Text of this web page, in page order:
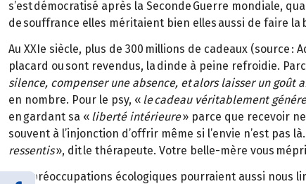
s’est démocratisé après la Seconde Guerre mondiale,
de souffrance elles méritaient bien elles aussi de faire la
Au XXIe siècle, plus de 300 millions de cadeaux (source :
placard ou sont revendus, la dinde à peine refroidie.
silence, compenser une absence, et alors laisser un goût
en nombre. Pour le psy, « le cadeau véritablement
en gardant sa « liberté intérieure» parce que recevoir
souvent à l’injonction d’offrir même si l’envie n’est pas
ressentis», dit le thérapeute. Votre belle-mère vous
Des préoccupations écologiques pourraient aussi